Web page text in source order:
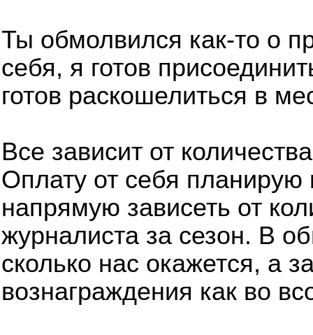
Ты обмолвился как-то о
себя, я готов
готов раскошелиться в
Все зависит от
Оплату от себя планирую
напрямую зависеть от
журналиста за сезон. В
сколько нас окажется, а
вознаграждения как во